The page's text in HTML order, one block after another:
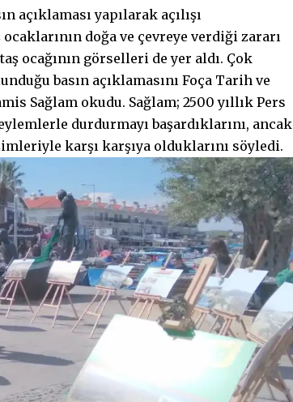
açıklaması yapılarak açılışı
doğa ve çevreye verdiği zararı
ocağının görselleri de yer aldı. Çok
basın açıklamasını Foça Tarih ve
Sağlam okudu. Sağlam; 2500 yıllık Pers
eylemlerle durdurmayı başardıklarını, ancak
karşı karşıya olduklarını söyledi.